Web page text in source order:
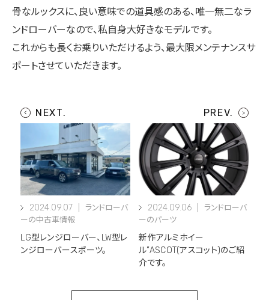
骨なルックスに、良い意味での道具感のある、唯一無二なラ
ンドローバーなので、私自身大好きなモデルです。
これからも長くお乗りいただけるよう、最大限メンテナンスサ
ポートさせていただきます。
2024.09.07
ランドローバ
ーの中古車情報
LG型レンジローバー、LW型レ
ンジローバースポーツ。
2024.09.06
ランドローバ
ーのパーツ
新作アルミホイー
ル”ASCOT(アスコット)のご紹
介です。